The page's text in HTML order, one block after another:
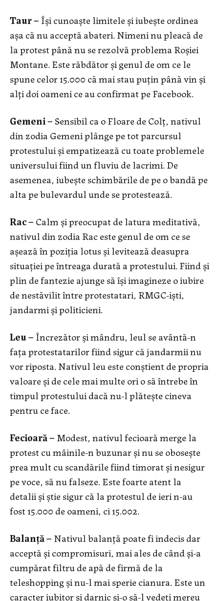
Taur – Își cunoaște limitele și iubește ordinea
așa că nu acceptă abateri. Nimeni nu pleacă de
la protest până nu se rezolvă problema Roșiei
Montane. Este răbdător și genul de om ce le
spune celor 15.000 că mai stau puțin până vin și
alți doi oameni ce au confirmat pe Facebook.
Gemeni – Sensibil ca o Floare de Colț, nativul
din zodia Gemeni plânge pe tot parcursul
protestului și empatizează cu toate problemele
universului fiind un fluviu de lacrimi. De
asemenea, iubește schimbările de pe o bandă pe
alta pe bulevardul unde se protestează.
Rac – Calm și preocupat de latura meditativă,
nativul din zodia Rac este genul de om ce se
așează în poziția lotus și levitează deasupra
situației pe întreaga durată a protestului. Fiind și
plin de fantezie ajunge să își imagineze o iubire
de nestăvilit între protestatari, RMGC-iști,
jandarmi și politicieni.
Leu – Încrezător și mândru, leul se avântă-n
fața protestatarilor fiind sigur că jandarmii nu
vor riposta. Nativul leu este conștient de propria
valoare și de cele mai multe ori o să întrebe în
timpul protestului dacă nu-l plătește cineva
pentru ce face.
Fecioară – Modest, nativul fecioară merge la
protest cu mâinile-n buzunar și nu se obosește
prea mult cu scandările fiind timorat și nesigur
pe voce, să nu falseze. Este foarte atent la
detalii și știe sigur că la protestul de ieri n-au
fost 15.000 de oameni, ci 15.002.
Balanță – Nativul balanță poate fi indecis dar
acceptă şi compromisuri, mai ales de când și-a
cumpărat filtru de apă de firmă de la
teleshopping și nu-l mai sperie cianura. Este un
caracter iubitor și darnic și-o să-l vedeți mereu